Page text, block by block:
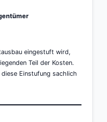
eingestuft wird,
Teil der Kosten.
Einstufung sachlich